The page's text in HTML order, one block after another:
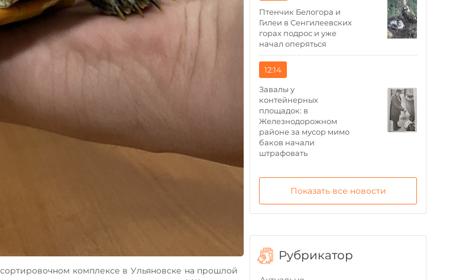
комплексе в Ульяновске на прошлой
Птенчик Белогора и
Гилеи в Сенгилеевских
горах подрос и уже
начал оперяться
12:14
Завалы у
контейнерных
площадок: в
Железнодорожном
районе за мусор мимо
баков начали
штрафовать
Показать все новости
Рубрикатор